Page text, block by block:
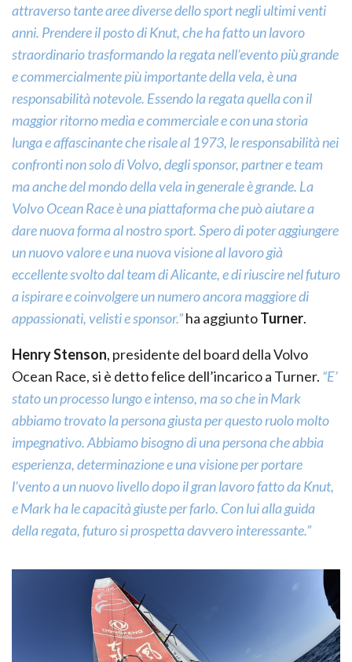
attraverso tante aree diverse dello sport negli ultimi venti
anni. Prendere il posto di Knut, che ha fatto un lavoro
straordinario trasformando la regata nell’evento più grande
e commercialmente più importante della vela, è una
responsabilità notevole. Essendo la regata quella con il
maggior ritorno media e commerciale e con una storia
lunga e affascinante che risale al 1973, le responsabilità nei
confronti non solo di Volvo, degli sponsor, partner e team
ma anche del mondo della vela in generale è grande. La
Volvo Ocean Race è una piattaforma che può aiutare a
dare nuova forma al nostro sport. Spero di poter aggiungere
un nuovo valore e una nuova visione al lavoro già
eccellente svolto dal team di Alicante, e di riuscire nel futuro
a ispirare e coinvolgere un numero ancora maggiore di
appassionati, velisti e sponsor.”ha aggiuntoTurner.
Henry Stenson, presidente del board della Volvo
Ocean Race, si è detto felice dell’incarico a Turner. “E’
stato un processo lungo e intenso, ma so che in Mark
abbiamo trovato la persona giusta per questo ruolo molto
impegnativo. Abbiamo bisogno di una persona che abbia
esperienza, determinazione e una visione per portare
l’vento a un nuovo livello dopo il gran lavoro fatto da Knut,
e Mark ha le capacità giuste per farlo. Con lui alla guida
della regata, futuro si prospetta davvero interessante.”